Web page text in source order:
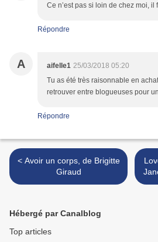
Ce n’est pas si loin de chez moi, il
Répondre
A aifelle1 25/03/2018 05:20
Tu as été très raisonnable en
retrouver entre blogueuses pour
Répondre
< Avoir un corps, de Brigitte
Giraud
Hébergé par Canalblog
Top articles